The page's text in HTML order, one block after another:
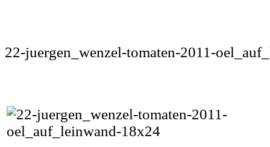
22-juergen_wenzel-tomaten-2011-